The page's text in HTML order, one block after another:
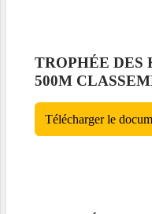
TROPHÉE DES
500M
Télécharger le